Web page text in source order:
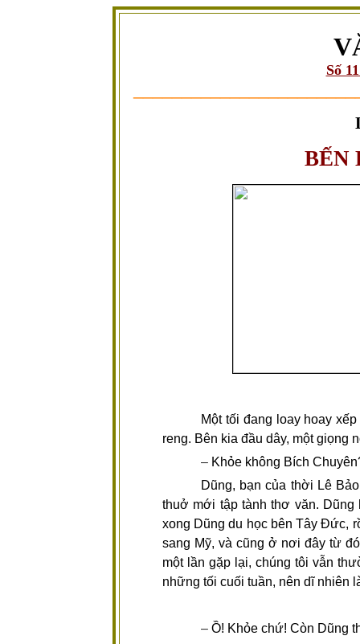
Số
BẾN
Một tối đang loay hoay
reng. Bên kia đầu dây, một giọng
– Khỏe không Bích
Dũng, bạn của thời Lê
thuở mới tập tành thơ văn.
xong Dũng du học bên Tây Đức,
sang Mỹ, và cũng ở nơi đây từ
một lần gặp lại, chúng tôi vẫn
những tối cuối tuần, nên dĩ nhiên
– Ồ! Khỏe chứ! Còn Dũng